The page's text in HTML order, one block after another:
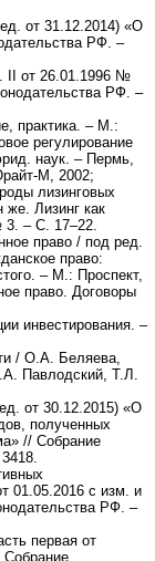
от 31.12.2014) «О
РФ. –
II от 26.01.1996 №
РФ. –
практика. – М.:
регулирование
наук. – Пермь,
М, 2002;
лизинговых
Лизинг как
3. – С. 17–22.
право / под ред.
право:
– М.: Проспект,
право. Договоры
инвестирования. –
/ О.А. Беляева,
Павлодский, Т.Л.
от 30.12.2015) «О
полученных
// Собрание
01.05.2016 с изм. и
РФ. –
первая от